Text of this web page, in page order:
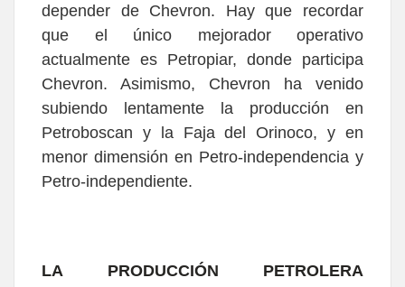
depender de Chevron. Hay que recordar
que el único mejorador operativo
actualmente es Petropiar, donde participa
Chevron. Asimismo, Chevron ha venido
subiendo lentamente la producción en
Petroboscan y la Faja del Orinoco, y en
menor dimensión en Petro-independencia y
Petro-independiente.
LA PRODUCCIÓN PETROLERA